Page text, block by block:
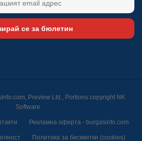
се за бюлетин
Preview Ltd., Portions copyright NK
Software
Рекламна оферта - burgasinfo.com
Политика за бисквитки (cookies)